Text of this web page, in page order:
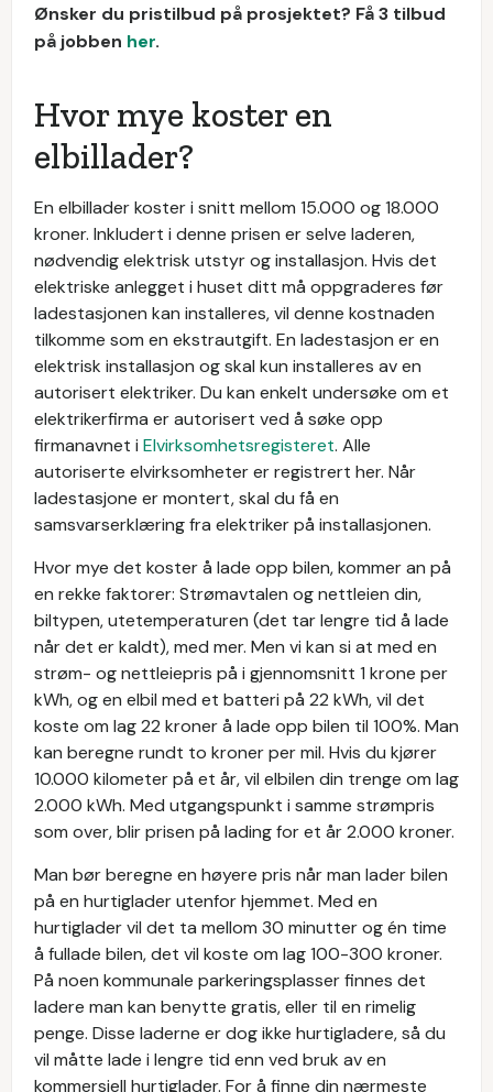
Ønsker du pristilbud på prosjektet? Få 3 tilbud
på jobben her.
Hvor mye koster en
elbillader?
En elbillader koster i snitt mellom 15.000 og 18.000
kroner. Inkludert i denne prisen er selve laderen,
nødvendig elektrisk utstyr og installasjon. Hvis det
elektriske anlegget i huset ditt må oppgraderes før
ladestasjonen kan installeres, vil denne kostnaden
tilkomme som en ekstrautgift. En ladestasjon er en
elektrisk installasjon og skal kun installeres av en
autorisert elektriker. Du kan enkelt undersøke om et
elektrikerfirma er autorisert ved å søke opp
firmanavnet i Elvirksomhetsregisteret. Alle
autoriserte elvirksomheter er registrert her. Når
ladestasjone er montert, skal du få en
samsvarserklæring fra elektriker på installasjonen.
Hvor mye det koster å lade opp bilen, kommer an på
en rekke faktorer: Strømavtalen og nettleien din,
biltypen, utetemperaturen (det tar lengre tid å lade
når det er kaldt), med mer. Men vi kan si at med en
strøm- og nettleiepris på i gjennomsnitt 1 krone per
kWh, og en elbil med et batteri på 22 kWh, vil det
koste om lag 22 kroner å lade opp bilen til 100%. Man
kan beregne rundt to kroner per mil. Hvis du kjører
10.000 kilometer på et år, vil elbilen din trenge om lag
2.000 kWh. Med utgangspunkt i samme strømpris
som over, blir prisen på lading for et år 2.000 kroner.
Man bør beregne en høyere pris når man lader bilen
på en hurtiglader utenfor hjemmet. Med en
hurtiglader vil det ta mellom 30 minutter og én time
å fullade bilen, det vil koste om lag 100-300 kroner.
På noen kommunale parkeringsplasser finnes det
ladere man kan benytte gratis, eller til en rimelig
penge. Disse laderne er dog ikke hurtigladere, så du
vil måtte lade i lengre tid enn ved bruk av en
kommersiell hurtiglader. For å finne din nærmeste